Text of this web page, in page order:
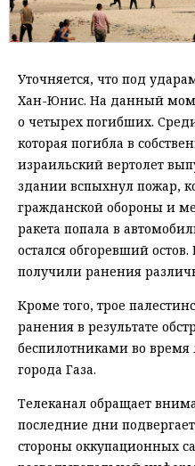
Уточняется, что под
Хан-Юнис. На данный
о четырех погибших.
которая погибла в
израильский вертолет
здании вспыхнул пожар,
гражданской обороны и
ракета попала в
остался обгоревший
получили ранения
Кроме того, трое
ранения в результате
беспилотниками во
города Газа.
Телеканал обращает
последние дни
стороны оккупационных